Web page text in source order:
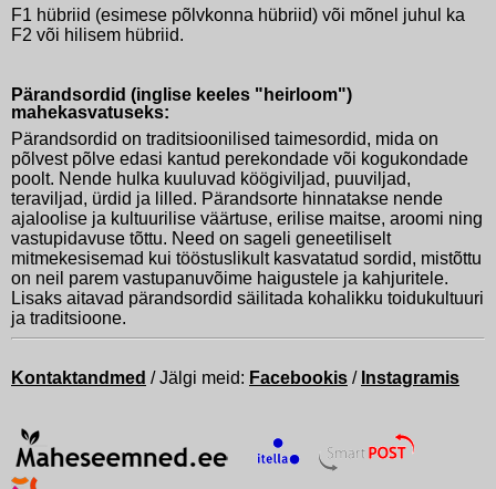
F1 hübriid (esimese põlvkonna hübriid) või mõnel juhul ka
F2 või hilisem hübriid.
Pärandsordid (inglise keeles "heirloom")
mahekasvatuseks:
Pärandsordid on traditsioonilised taimesordid, mida on
põlvest põlve edasi kantud perekondade või kogukondade
poolt. Nende hulka kuuluvad köögiviljad, puuviljad,
teraviljad, ürdid ja lilled. Pärandsorte hinnatakse nende
ajaloolise ja kultuurilise väärtuse, erilise maitse, aroomi ning
vastupidavuse tõttu. Need on sageli geneetiliselt
mitmekesisemad kui tööstuslikult kasvatatud sordid, mistõttu
on neil parem vastupanuvõime haigustele ja kahjuritele.
Lisaks aitavad pärandsordid säilitada kohalikku toidukultuuri
ja traditsioone.
Kontaktandmed / Jälgi meid: Facebookis / Instagramis